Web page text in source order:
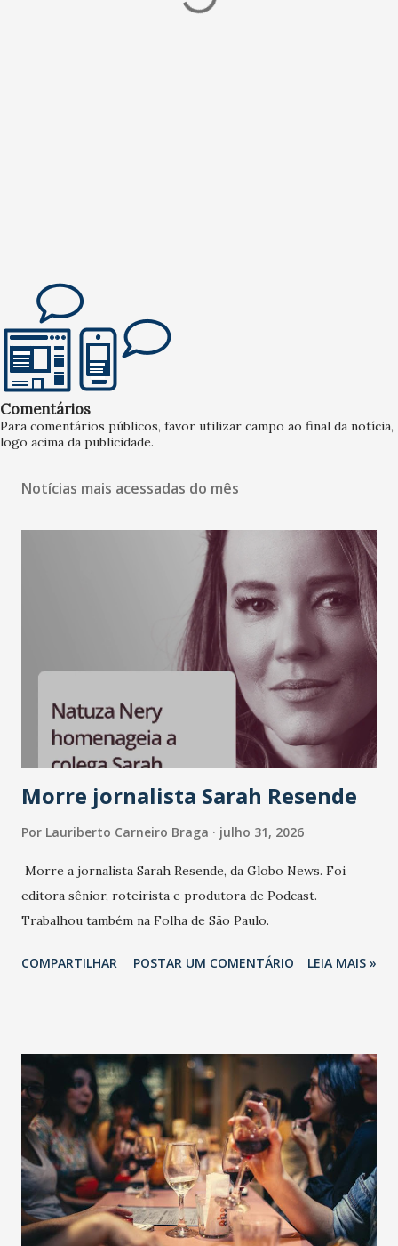
Comentários
Para comentários públicos, favor utilizar campo ao final da notícia,
logo acima da publicidade.
Notícias mais acessadas do mês
Morre jornalista Sarah Resende
Por Lauriberto Carneiro Braga julho 31, 2026
Morre a jornalista Sarah Resende, da Globo News. Foi
editora sênior, roteirista e produtora de Podcast.
Trabalhou também na Folha de São Paulo.
COMPARTILHAR POSTAR UM COMENTÁRIO LEIA MAIS »